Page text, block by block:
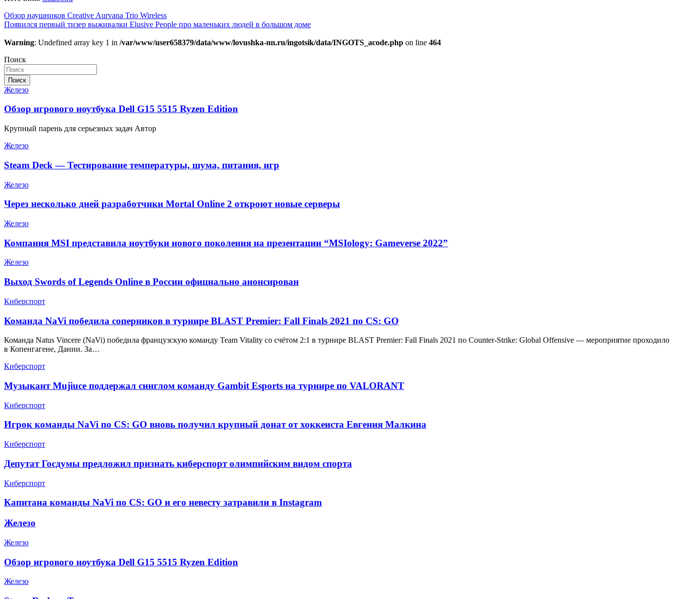
Навигация
по
записям
Обзор наушников Creative Aurvana Trio Wireless
Появился первый тизер выживалки Elusive People про маленьких людей в большом доме
Warning: Undefined array key 1 in /var/www/user658379/data/www/lovushka-nn.ru/ingotsik/data/INGOTS_acode.php on line 464
Поиск
Поиск
Железо
Обзор игрового ноутбука Dell G15 5515 Ryzen Edition
Крупный парень для серьезных задач Автор
Железо
Steam Deck — Тестирование температуры, шума, питания, игр
Железо
Через несколько дней разработчики Mortal Online 2 откроют новые серверы
Железо
Компания MSI представила ноутбуки нового поколения на презентации “MSIology: Gameverse 2022”
Железо
Выход Swords of Legends Online в России официально анонсирован
Киберспорт
Команда NaVi победила соперников в турнире BLAST Premier: Fall Finals 2021 по CS: GO
Команда Natus Vincere (NaVi) победила французскую команду Team Vitality со счётом 2:1 в турнире BLAST Premier: Fall Finals 2021 по Counter-Strike: Global Offensive — мероприятие проходило
в Копенгагене, Дании. За…
Киберспорт
Музыкант Mujiuce поддержал синглом команду Gambit Esports на турнире по VALORANT
Киберспорт
Игрок команды NaVi по CS: GO вновь получил крупный донат от хоккеиста Евгения Малкина
Киберспорт
Депутат Госдумы предложил признать киберспорт олимпийским видом спорта
Киберспорт
Капитана команды NaVi по CS: GO и его невесту затравили в Instagram
Железо
Железо
Обзор игрового ноутбука Dell G15 5515 Ryzen Edition
Железо